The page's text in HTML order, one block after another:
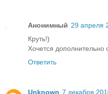
Анонимный 29 апреля
Круть!)
Хочется дополнительно
Ответить
Unknown 7 декабря